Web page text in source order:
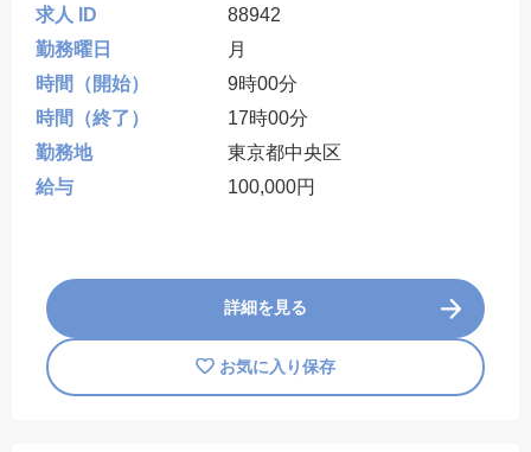
求人 ID
88942
勤務曜日
月
時間（開始）
9時00分
時間（終了）
17時00分
勤務地
東京都中央区
給与
100,000円
詳細を見る
お気に入り保存